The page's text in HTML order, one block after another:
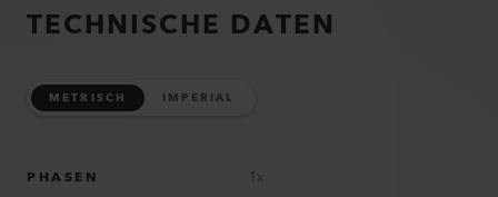
TECHNISCHE DATEN
METRISCH IMPERIAL
PHASEN 1x